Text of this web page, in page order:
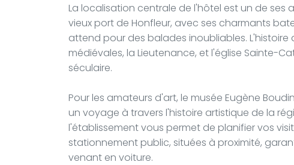
La localisation centrale de l'hôtel est un de ses
vieux port de Honfleur, avec ses charmants
attend pour des balades inoubliables. L'histoire
médiévales, la Lieutenance, et l'église Sainte-
séculaire.
Pour les amateurs d'art, le musée Eugène
un voyage à travers l'histoire artistique de la
l'établissement vous permet de planifier vos
stationnement public, situées à proximité,
venant en voiture.